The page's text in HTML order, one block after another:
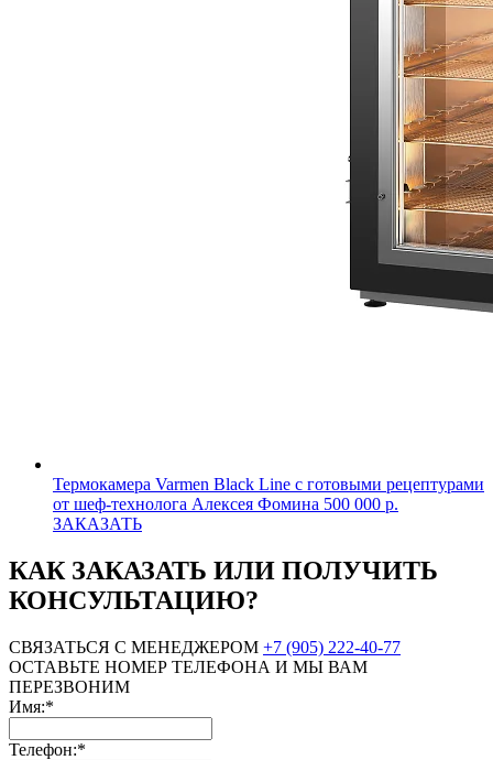
Термокамера Varmen Black Line с готовыми рецептурами
от шеф-технолога Алексея Фомина 500 000 р.
ЗАКАЗАТЬ
КАК ЗАКАЗАТЬ ИЛИ ПОЛУЧИТЬ
КОНСУЛЬТАЦИЮ?
СВЯЗАТЬСЯ С МЕНЕДЖЕРОМ +7 (905) 222-40-77
ОСТАВЬТЕ НОМЕР ТЕЛЕФОНА И МЫ ВАМ
ПЕРЕЗВОНИМ
Имя:*
Телефон:*